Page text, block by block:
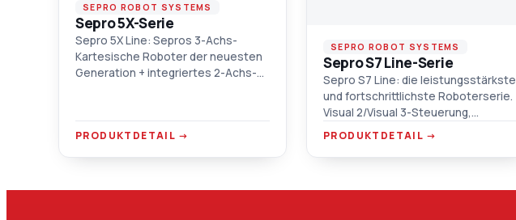
SEPRO ROBOT SYSTEMS
Sepro 5X-Serie
Sepro 5X Line: Sepros 3-Achs-
Kartesische Roboter der neuesten
Generation + integriertes 2-Achs-
t IMM-Kompatibilität, Y Free-
Funktion.
PRODUKTDETAIL →
SEPRO ROBOT SYSTEMS
Sepro S7 Line-Serie
Sepro S7 Line: die leistungsstärkste
und fortschrittlichste Roboterserie.
Visual 2/Visual 3-Steuerung,
herausragende Leistung in axialen,
Spezialanwendungen.
PRODUKTDETAIL →